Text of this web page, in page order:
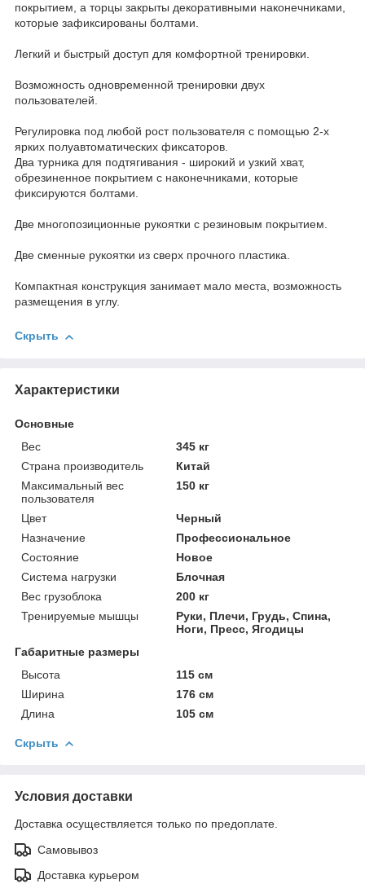
покрытием, а торцы закрыты декоративными наконечниками,
которые зафиксированы болтами.
Легкий и быстрый доступ для комфортной тренировки.
Возможность одновременной тренировки двух
пользователей.
Регулировка под любой рост пользователя с помощью 2-х
ярких полуавтоматических фиксаторов.
Два турника для подтягивания - широкий и узкий хват,
обрезиненное покрытием с наконечниками, которые
фиксируются болтами.
Две многопозиционные рукоятки с резиновым покрытием.
Две сменные рукоятки из сверх прочного пластика.
Компактная конструкция занимает мало места, возможность
размещения в углу.
Скрыть
Характеристики
Основные
Вес
345 кг
Страна производитель
Китай
Максимальный вес
пользователя
150 кг
Цвет
Черный
Назначение
Профессиональное
Состояние
Новое
Система нагрузки
Блочная
Вес грузоблока
200 кг
Тренируемые мышцы
Руки, Плечи, Грудь, Спина,
Ноги, Пресс, Ягодицы
Габаритные размеры
Высота
115 см
Ширина
176 см
Длина
105 см
Скрыть
Условия доставки
Доставка осуществляется только по предоплате.
Самовывоз
Доставка курьером